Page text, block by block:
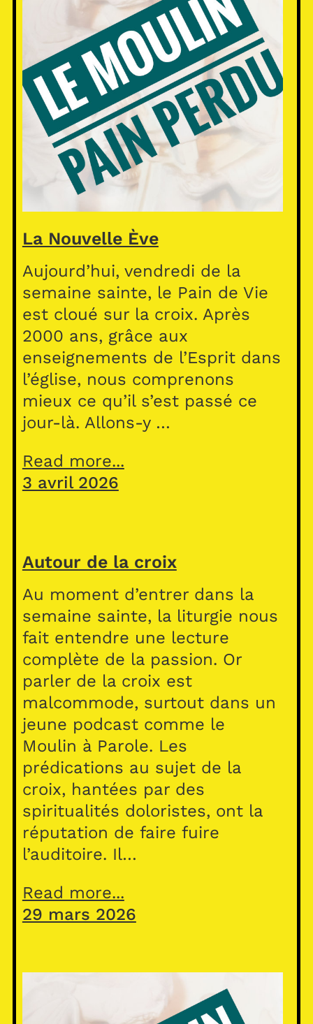
La Nouvelle Ève
Aujourd’hui, vendredi de la
semaine sainte, le Pain de Vie
est cloué sur la croix. Après
2000 ans, grâce aux
enseignements de l’Esprit dans
l’église, nous comprenons
mieux ce qu’il s’est passé ce
jour-là. Allons-y …
Read more...
3 avril 2026
Autour de la croix
Au moment d’entrer dans la
semaine sainte, la liturgie nous
fait entendre une lecture
complète de la passion. Or
parler de la croix est
malcommode, surtout dans un
jeune podcast comme le
Moulin à Parole. Les
prédications au sujet de la
croix, hantées par des
spiritualités doloristes, ont la
réputation de faire fuire
l’auditoire. Il…
Read more...
29 mars 2026